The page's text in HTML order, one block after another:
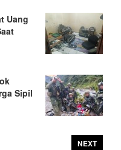
Uang
Sipil
NEXT